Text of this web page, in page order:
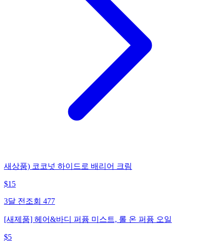
새상품) 코코넛 하이드로 배리어 크림
$15
3달 전 조회 477
[새제품] 헤어&바디 퍼퓸 미스트, 롤 온 퍼퓸 오일
$5